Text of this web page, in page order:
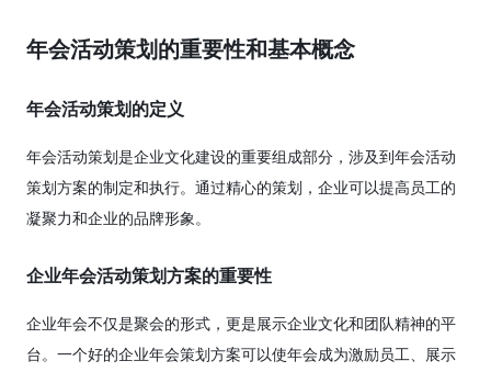
年会活动策划的重要性和基本概念
年会活动策划的定义
年会活动策划是企业文化建设的重要组成部分，涉及到年会活动
策划方案的制定和执行。通过精心的策划，企业可以提高员工的
凝聚力和企业的品牌形象。
企业年会活动策划方案的重要性
企业年会不仅是聚会的形式，更是展示企业文化和团队精神的平
台。一个好的企业年会策划方案可以使年会成为激励员工、展示